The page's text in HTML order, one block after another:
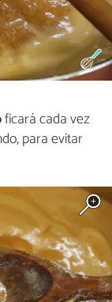
ficará cada vez
para evitar